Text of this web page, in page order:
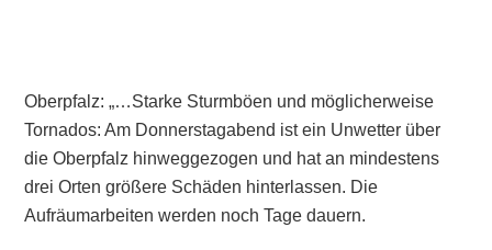
Oberpfalz: „…Starke Sturmböen und möglicherweise
Tornados: Am Donnerstagabend ist ein Unwetter über
die Oberpfalz hinweggezogen und hat an mindestens
drei Orten größere Schäden hinterlassen. Die
Aufräumarbeiten werden noch Tage dauern.